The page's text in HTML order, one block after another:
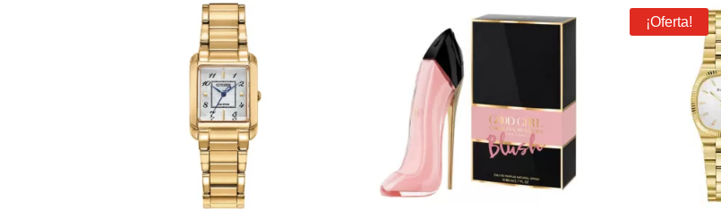
¡Oferta!